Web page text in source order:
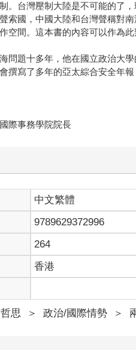
。台灣壓制大陸是不可能的了
索國，中國大陸和台灣聲稱對
空間。這本書的內容可以作為此
問題十多年，他在國立政治大
撰寫了多年的亞太綜合安全年
際事務學院院長
中文繁體
9789629372996
264
香港
思 ＞ 政治/國際情勢 ＞